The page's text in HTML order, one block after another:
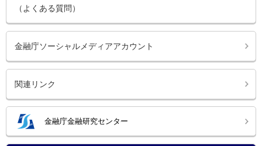
（よくある質問）
金融庁ソーシャルメディアアカウント
関連リンク
金融庁金融研究センター